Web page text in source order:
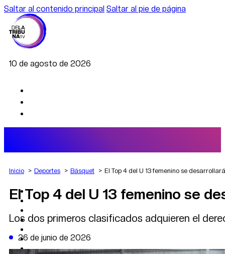
Saltar al contenido principal Saltar al pie de página
10 de agosto de 2026
AGRO
DEPORTES
POLÍTICA
DATA FIRME
DE LA TRIBUNA TV
Inicio Deportes Básquet El Top 4 del U 13 femenino se
El Top 4 del U 13 femenino se
Los dos primeros clasificados adquieren el
26 de junio de 2026